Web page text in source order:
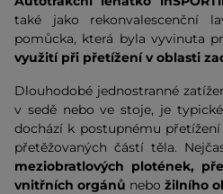
také jako rekonvalescenční
pomůcka, která byla vyvinuta
využití při přetížení v oblasti
Dlouhodobé jednostranné
v sedě nebo ve stoje, je
dochází k postupnému
přetěžovaných částí těla.
meziobratlových plotének,
vnitřních orgánů nebo žilního